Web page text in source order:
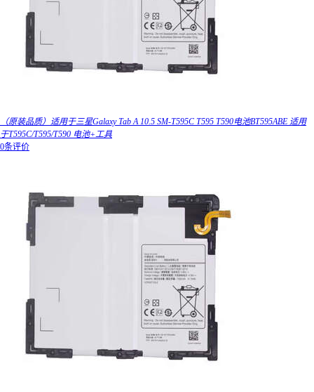
（原装品质）适用于三星Galaxy Tab A 10.5 SM-T595C T595 T590电池BT595ABE 适用
于T595C/T595/T590 电池+工具
0条评价